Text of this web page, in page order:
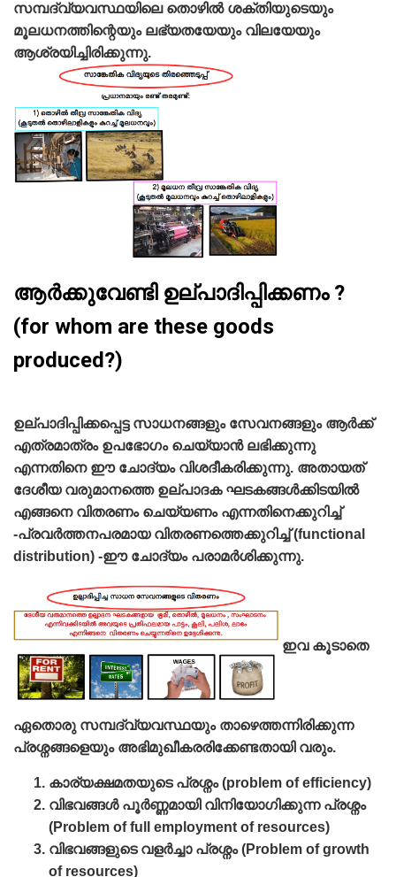
സമ്പദ്‌വ്യവസ്ഥയിലെ തൊഴില്‍ ശക്തിയുടെയും
മൂലധനത്തിന്റെയും ലഭ്യതയേയും വിലയേയും
ആശ്രയിച്ചിരിക്കുന്നു.
ആര്‍ക്കുവേണ്ടി ഉല്പാദിപ്പിക്കണം ?
(for whom are these goods
produced?)
ഉല്പാദിപ്പിക്കപ്പെട്ട സാധനങ്ങളും സേവനങ്ങളും ആര്‍ക്ക്‌
എത്രമാത്രം ഉപഭോഗം ചെയ്യാന്‍ ലഭിക്കുന്നു
എന്നതിനെ ഈ ചോദ്യം വിശദീകരിക്കുന്നു. അതായത്‌
ദേശീയ വരുമാനത്തെ ഉല്‌പാദക ഘടകങ്ങള്‍ക്കിടയില്‍
എങ്ങനെ വിതരണം ചെയ്യണം എന്നതിനെക്കുറിച്ച്‌
-പ്രവര്‍ത്തനപരമായ വിതരണത്തെക്കുറിച്ച്‌ (functional
distribution) -ഈ ചോദ്യം പരാമര്‍ശിക്കുന്നു.
ഇവ കൂടാതെ
ഏതൊരു സമ്പദ്‌വ്യവസ്ഥയും താഴെത്തന്നിരിക്കുന്ന
പ്രശ്നങ്ങളെയും അഭിമുഖീകരരിക്കേണ്ടതായി വരും.
കാര്യക്ഷമതയുടെ പ്രശ്നം (problem of efficiency)
വിഭവങ്ങള്‍ പൂര്‍ണ്ണമായി വിനിയോഗിക്കുന്ന പ്രശ്നം
(Problem of full employment of resources)
വിഭവങ്ങളുടെ വളര്‍ച്ചാ പ്രശ്നം (Problem of growth
of resources)